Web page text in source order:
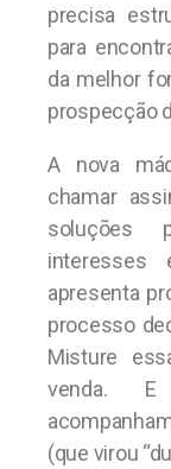
precisa
para
da melhor
prospecção
A nova
chamar
soluções
interesses
apresenta
processo
Misture
venda.
(que virou